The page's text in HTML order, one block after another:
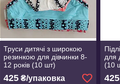
Труси дитячі з широкою
резинкою для дівчинки 8-
12 років (10 шт)
425₴/упаковка
для
(10
425